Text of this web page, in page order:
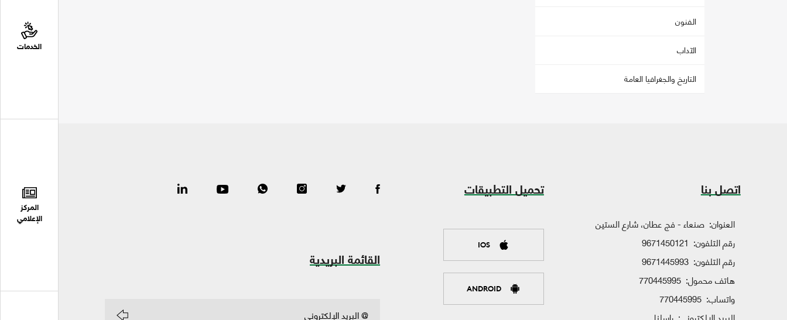
الخدمات
المركز
الإعلامي
الفنون
الآداب
التاريخ والجغرافيا العامة
اتصل بنا
العنوان: صنعاء - فج عطان، شارع الستين
رقم التلفون: 9671450121
رقم التلفون: 9671445993
هاتف محمول: 770445995
واتساب: 770445995
تحميل التطبيقات
IOS
ANDROID
القائمة البريدية